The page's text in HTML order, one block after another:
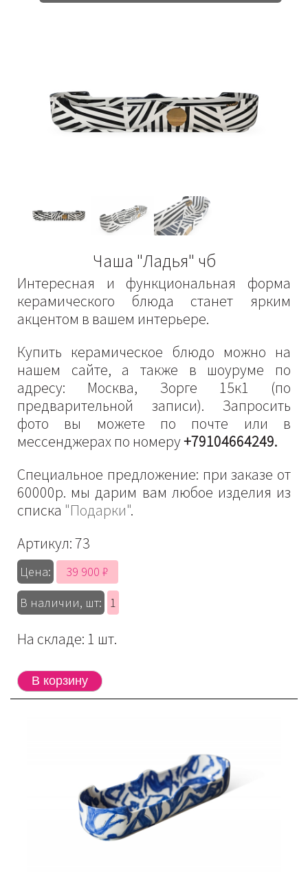
Чаша "Ладья" чб
Интересная и функциональная форма
керамического блюда станет ярким
акцентом в вашем интерьере.
Купить керамическое блюдо можно на
нашем сайте, а также в шоуруме по
адресу: Москва, Зорге 15к1 (по
предварительной записи). Запросить
фото вы можете по почте или в
мессенджерах по номеру+79104664249.
Специальное предложение: при заказе от
60000р. мы дарим вам любое изделия из
списка "Подарки".
Артикул:73
Цена:
39 900 ₽
В наличии, шт:
1
На складе: 1 шт.